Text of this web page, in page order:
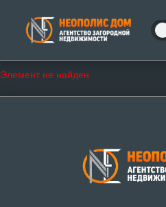
Элемент не найден